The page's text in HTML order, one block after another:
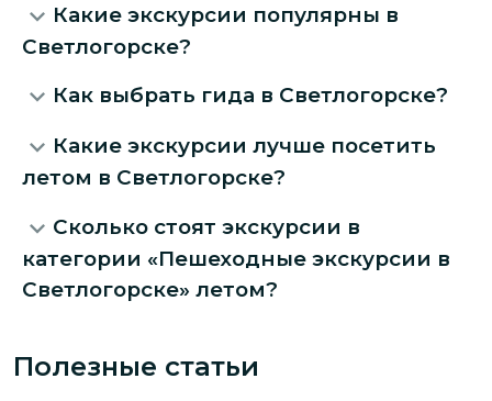
Какие экскурсии популярны в
Светлогорске?
Как выбрать гида в Светлогорске?
Какие экскурсии лучше посетить
летом в Светлогорске?
Сколько стоят экскурсии в
категории «Пешеходные экскурсии в
Светлогорске» летом?
Полезные статьи